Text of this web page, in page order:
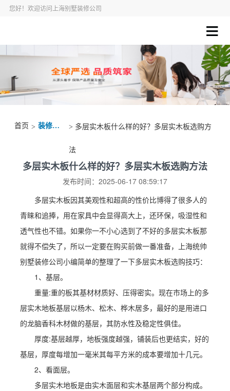
您好！欢迎访问上海别墅装修公司
首页 > 装修资讯 > 多层实木板什么样的好？多层实木板选购方
法
多层实木板什么样的好？多层实木板选购方法
发布时间：2025-06-17 08:59:17
多层实木板因其美观性和超高的性价比博得了很多人的
青睐和追捧，用在家具中会显得高大上，还环保，吸湿性和
透气性也不错。如果你一不小心选到了不好的多层实木板那
就得不偿失了，所以一定要在购买前做一番准备，上海统帅
别墅装修公司小编简单的整理了一下多层实木板选购技巧：
1、基层。
重量:重的板其基材材质好、压得密实。现在市场上的多
层实木地板基层以杨木、松木、桦木居多，最好的是用进口
的龙脑香科木材做的基层，其防水性及稳定性俱佳。
厚度:基层越厚，地板强度越强，铺装后也更结实，好的
基层，厚度每增加一毫米其每平方米的成本要增加十几元。
2、看面层。
多层实木地板是由实木面层和实木基层两个部分构成。